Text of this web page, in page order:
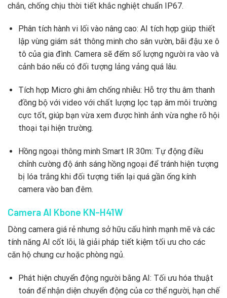
chắn, chống chịu thời tiết khắc nghiệt chuẩn IP67.
Phân tích hành vi lối vào nâng cao: AI tích hợp giúp thiết
lập vùng giám sát thông minh cho sân vườn, bãi đậu xe ô
tô của gia đình. Camera sẽ đếm số lượng người ra vào và
cảnh báo nếu có đối tượng lảng vảng quá lâu.
Tích hợp Micro ghi âm chống nhiễu: Hỗ trợ thu âm thanh
đồng bộ với video với chất lượng lọc tạp âm môi trường
cực tốt, giúp bạn vừa xem được hình ảnh vừa nghe rõ hội
thoại tại hiện trường.
Hồng ngoại thông minh Smart IR 30m: Tự động điều
chỉnh cường độ ánh sáng hồng ngoại để tránh hiện tượng
bị lóa trắng khi đối tượng tiến lại quá gần ống kính
camera vào ban đêm.
Camera AI Kbone KN-H41W
Dòng camera giá rẻ nhưng sở hữu cấu hình mạnh mẽ và các
tính năng AI cốt lõi, là giải pháp tiết kiệm tối ưu cho các
căn hộ chung cư hoặc phòng ngủ.
Phát hiện chuyển động người bằng AI: Tối ưu hóa thuật
toán để nhận diện chuyển động của cơ thể người, hạn chế